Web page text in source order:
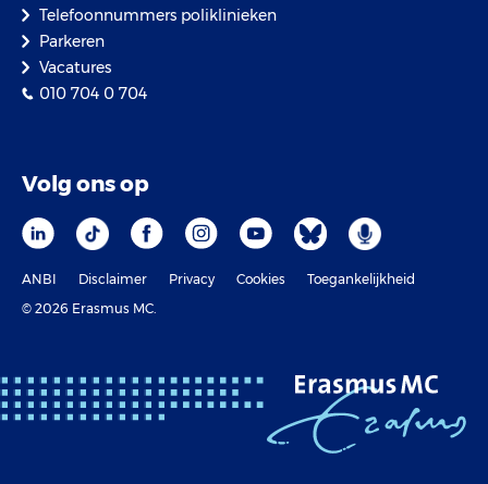
Telefoonnummers poliklinieken
Parkeren
Vacatures
010 704 0 704
Volg ons op
ANBI Disclaimer Privacy Cookies
Toegankelijkheid
© 2026 Erasmus MC.